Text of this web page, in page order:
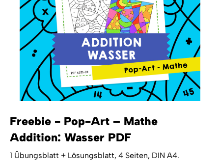
Freebie - Pop-Art – Mathe
Addition: Wasser PDF
1 Übungsblatt + Lösungsblatt, 4 Seiten, DIN A4.